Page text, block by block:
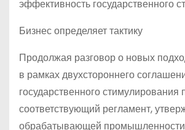
эффективность государственного
Бизнес определяет тактику
Продолжая разговор о новых
в рамках двухстороннего
государственного
соответствующий регламент,
обрабатывающей промышленности